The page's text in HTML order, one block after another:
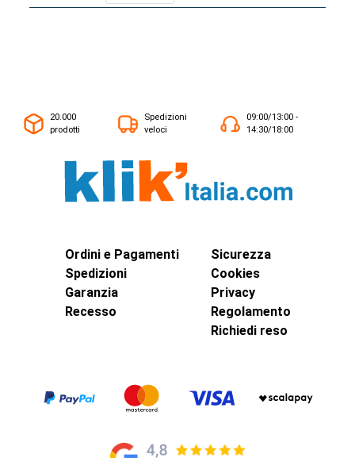
20.000
prodotti
Spedizioni
veloci
09:00/13:00 -
14:30/18:00
Ordini e Pagamenti
Spedizioni
Garanzia
Recesso
Sicurezza
Cookies
Privacy
Regolamento
Richiedi reso